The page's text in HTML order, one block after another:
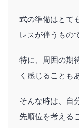
式の準備はとて
レスが伴うもの
特に、周囲の期
く感じることも
そんな時は、自
先順位を考える